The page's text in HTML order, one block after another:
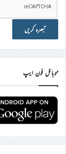
موبائل فون ایپ